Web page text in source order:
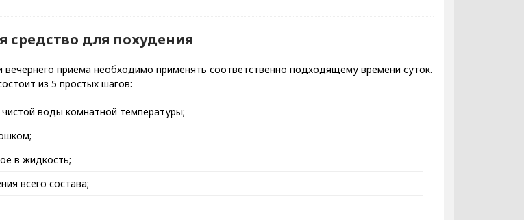
средство для похудения
вечернего приема необходимо применять соответственно подходящему времени суток.
из 5 простых шагов:
воды комнатной температуры;
в жидкость;
всего состава;